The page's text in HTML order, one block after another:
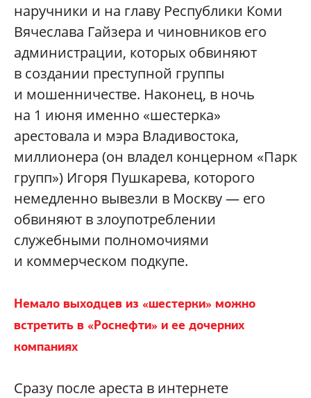
наручники и на главу Республики Коми
Вячеслава Гайзера и чиновников его
администрации, которых обвиняют
в создании преступной группы
и мошенничестве. Наконец, в ночь
на 1 июня именно «шестерка»
арестовала и мэра Владивостока,
миллионера (он владел концерном «Парк
групп») Игоря Пушкарева, которого
немедленно вывезли в Москву — его
обвиняют в злоупотреблении
служебными полномочиями
и коммерческом подкупе.
Немало выходцев из «шестерки» можно
встретить в «Роснефти» и ее дочерних
компаниях
Сразу после ареста в интернете